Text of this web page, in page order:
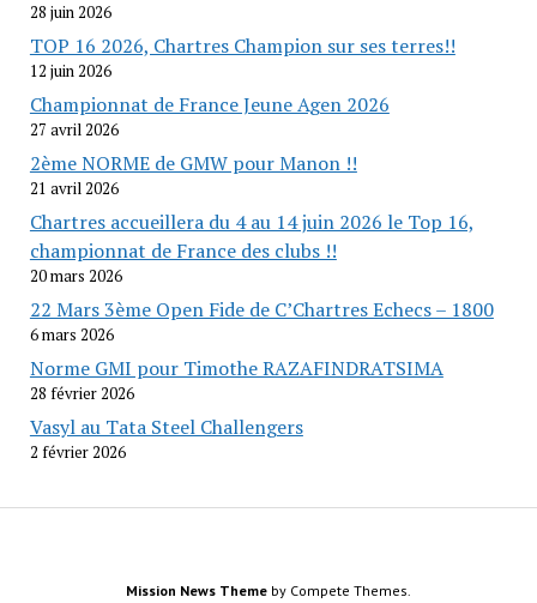
28 juin 2026
TOP 16 2026, Chartres Champion sur ses terres!!
12 juin 2026
Championnat de France Jeune Agen 2026
27 avril 2026
2ème NORME de GMW pour Manon !!
21 avril 2026
Chartres accueillera du 4 au 14 juin 2026 le Top 16,
championnat de France des clubs !!
20 mars 2026
22 Mars 3ème Open Fide de C’Chartres Echecs – 1800
6 mars 2026
Norme GMI pour Timothe RAZAFINDRATSIMA
28 février 2026
Vasyl au Tata Steel Challengers
2 février 2026
Mission News Theme by Compete Themes.